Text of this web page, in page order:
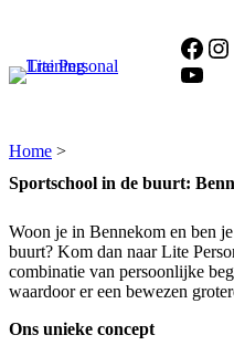
inhoud
Home >
Sportschool in de buurt:
Woon je in Bennekom en ben
buurt? Kom dan naar Lite
combinatie van persoonlijke
waardoor er een bewezen
Ons unieke concept